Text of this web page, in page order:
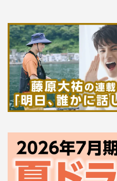
『大奥』高木渉
シーズン1から受け継がれて
国へと変わっていく激動の幕
振る舞っていくのか。重要
か人間っぽく表現できたら
さんの皆さんに見ていただけ